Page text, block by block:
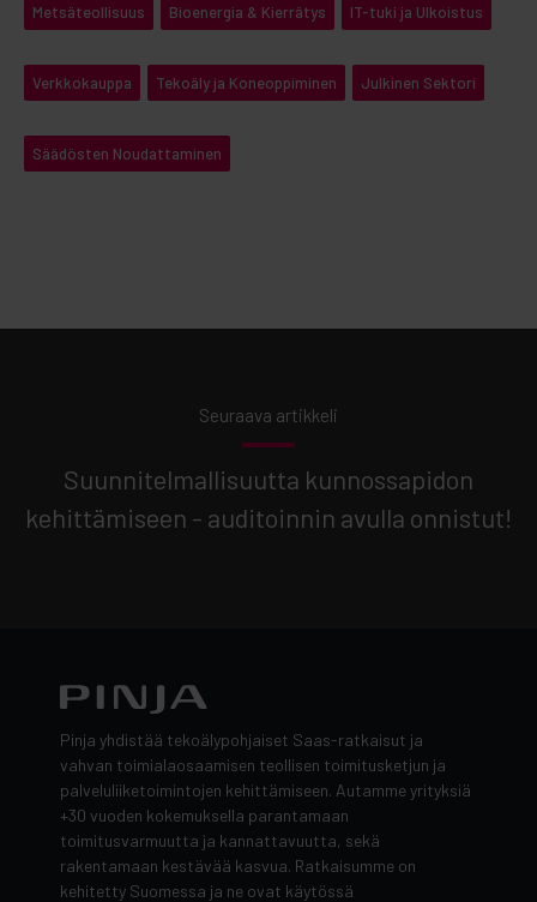
Metsäteollisuus Bioenergia & Kierrätys IT-tuki ja Ulkoistus
Verkkokauppa Tekoäly ja Koneoppiminen Julkinen Sektori
Säädösten Noudattaminen
Seuraava artikkeli
Suunnitelmallisuutta kunnossapidon
kehittämiseen - auditoinnin avulla onnistut!
Pinja yhdistää tekoälypohjaiset Saas-ratkaisut ja
vahvan toimialaosaamisen teollisen toimitusketjun ja
palveluliiketoimintojen kehittämiseen. Autamme yrityksiä
+30 vuoden kokemuksella parantamaan
toimitusvarmuutta ja kannattavuutta, sekä
rakentamaan kestävää kasvua. Ratkaisumme on
kehitetty Suomessa ja ne ovat käytössä